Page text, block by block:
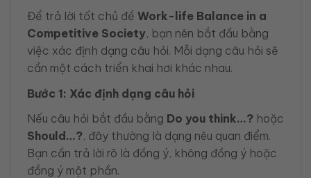
Để trả lời tốt chủ đề Work-life Balance in a
Competitive Society, bạn nên bắt đầu bằng
việc xác định dạng câu hỏi. Mỗi dạng câu hỏi sẽ
cần một cách triển khai hơi khác nhau.
Bước 1: Xác định dạng câu hỏi
Nếu câu hỏi bắt đầu bằng Do you think…? hoặc
Should…?, đây thường là dạng nêu quan điểm.
Bạn cần trả lời rõ là đồng ý, không đồng ý hoặc
đồng ý một phần.